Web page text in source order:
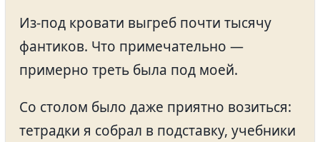
Из-под кровати выгреб почти тысячу
фантиков. Что примечательно —
примерно треть была под моей.
Со столом было даже приятно возиться:
тетрадки я собрал в подставку, учебники